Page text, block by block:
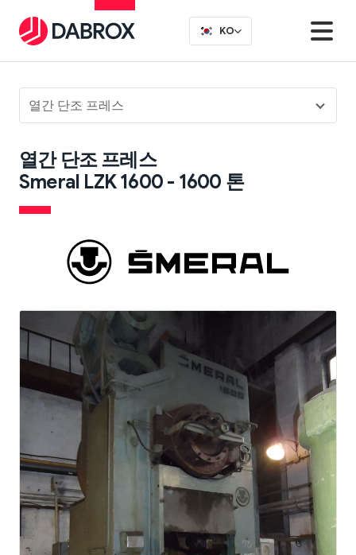
열간 단조 프레스
열간 단조 프레스
Smeral LZK 1600 - 1600 톤